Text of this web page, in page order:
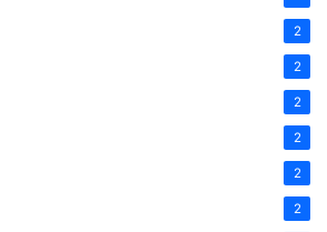
2
2
2
2
2
2